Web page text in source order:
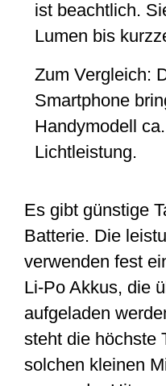
ist beachtlich.
Lumen bis
Zum Vergleich:
Smartphone
Handymodell
Lichtleistung.
Es gibt günstige
Batterie. Die
verwenden fest
Li-Po Akkus, die
aufgeladen
steht die höchste
solchen kleinen